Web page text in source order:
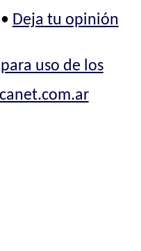
Deja tu opinión
uso de los